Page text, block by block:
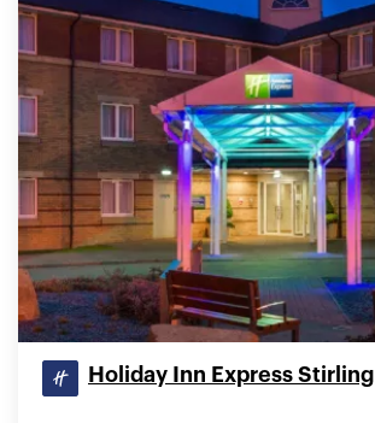
Holiday Inn Express Stirling